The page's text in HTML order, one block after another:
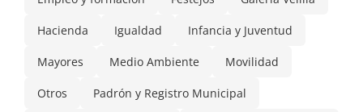
Hacienda Igualdad Infancia y Juventud
Mayores Medio Ambiente Movilidad
Otros Padrón y Registro Municipal